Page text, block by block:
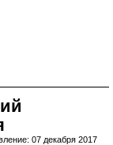
07 декабря 2017